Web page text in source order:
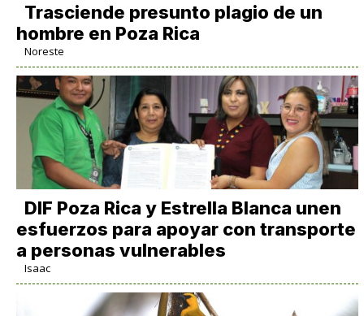
Trasciende presunto plagio de un
hombre en Poza Rica
Noreste
DIF Poza Rica y Estrella Blanca unen
esfuerzos para apoyar con transporte
a personas vulnerables
Isaac